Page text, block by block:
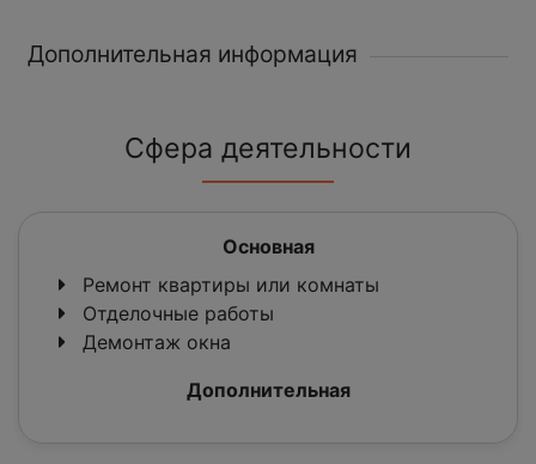
Дополнительная информация
Сфера деятельности
Основная
Ремонт квартиры или комнаты
Отделочные работы
Демонтаж окна
Дополнительная